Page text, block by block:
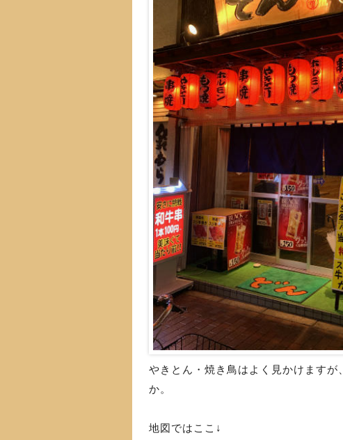
やきとん・焼き鳥はよく見かけます
か。
地図ではここ↓